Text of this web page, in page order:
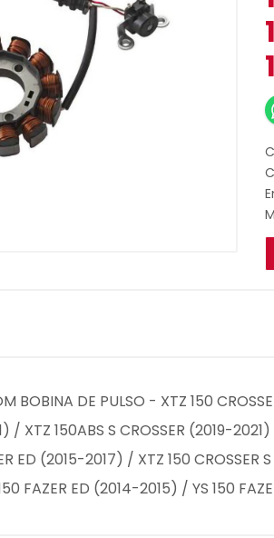
BOBINA DE PULSO - XTZ 150
/ XTZ 150ABS S CROSSER (2019-
ED (2015-2017) / XTZ 150 CROSSER
FAZER ED (2014-2015) / YS 150